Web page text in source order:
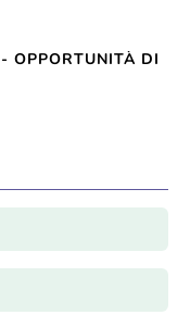
OPPORTUNITÀ DI